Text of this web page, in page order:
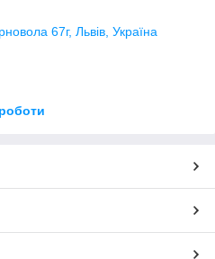
67г, Львів, Україна